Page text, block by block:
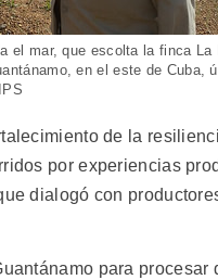
el mar, que escolta la finca La
en el este de Cuba,
de la
por experiencias
dialogó con
para procesar